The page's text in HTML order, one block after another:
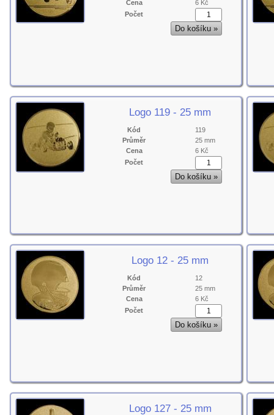
Cena
6 Kč
Počet
Logo 119 - 25 mm
Kód
119
Průměr
25 mm
Cena
6 Kč
Počet
Logo 12 - 25 mm
Kód
12
Průměr
25 mm
Cena
6 Kč
Počet
Logo 127 - 25 mm